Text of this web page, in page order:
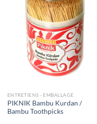
souhaits
ENTRETIENS - EMBALLAGE
PIKNIK Bambu Kurdan /
Bambu Toothpicks